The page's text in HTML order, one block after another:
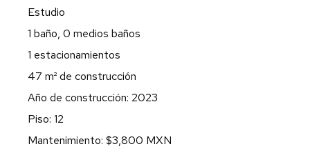
Estudio
1 baño, 0 medios baños
1 estacionamientos
47 m² de construcción
Año de construcción: 2023
Piso: 12
Mantenimiento: $3,800 MXN